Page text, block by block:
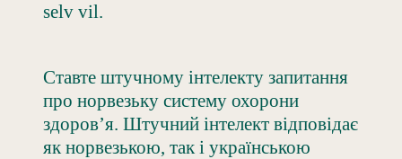
selv vil.
Ставте штучному інтелекту запитання
про норвезьку систему охорони
здоров’я. Штучний інтелект відповідає
як норвезькою, так і українською